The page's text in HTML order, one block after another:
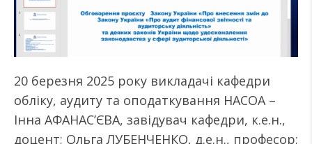
20 березня 2025 року викладачі кафедри
обліку, аудиту та оподаткування НАСОА –
Інна АФАНАС’ЄВА, завідувач кафедри, к.е.н.,
доцент; Ольга ЛУБЕНЧЕНКО, д.е.н., професор;